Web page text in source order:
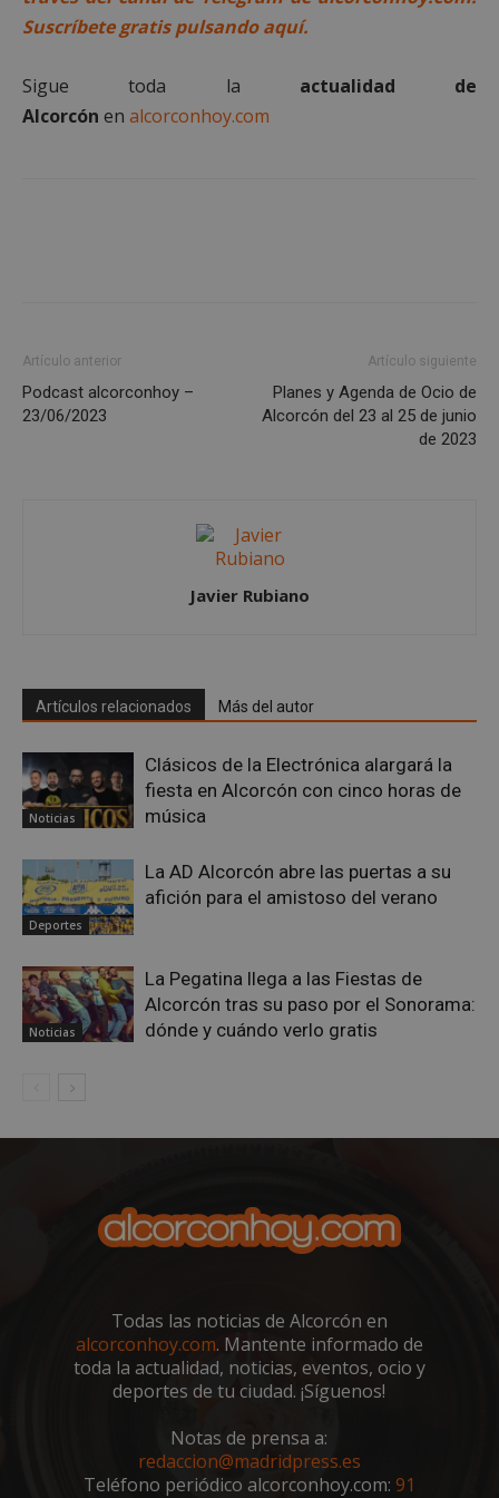
Suscríbete gratis pulsando aquí.
Sigue toda la actualidad de
Alcorcón en alcorconhoy.com
Artículo anterior
Podcast alcorconhoy –
23/06/2023
Artículo siguiente
Planes y Agenda de Ocio de
Alcorcón del 23 al 25 de junio
de 2023
Javier Rubiano
Artículos relacionados Más del autor
Noticias
Clásicos de la Electrónica alargará la
fiesta en Alcorcón con cinco horas de
música
Deportes
La AD Alcorcón abre las puertas a su
afición para el amistoso del verano
Noticias
La Pegatina llega a las Fiestas de
Alcorcón tras su paso por el Sonorama:
dónde y cuándo verlo gratis
Todas las noticias de Alcorcón en
alcorconhoy.com. Mantente informado de
toda la actualidad, noticias, eventos, ocio y
deportes de tu ciudad. ¡Síguenos!
Notas de prensa a:
redaccion@madridpress.es
Teléfono periódico alcorconhoy.com: 91
Cookies no clasificadas
Las cookies estrictamente necesarias permiten la
AWSALBCORS
Amazon.com
Inc.
sp_landing
Spotify Inc.
Google
Privacy Policy